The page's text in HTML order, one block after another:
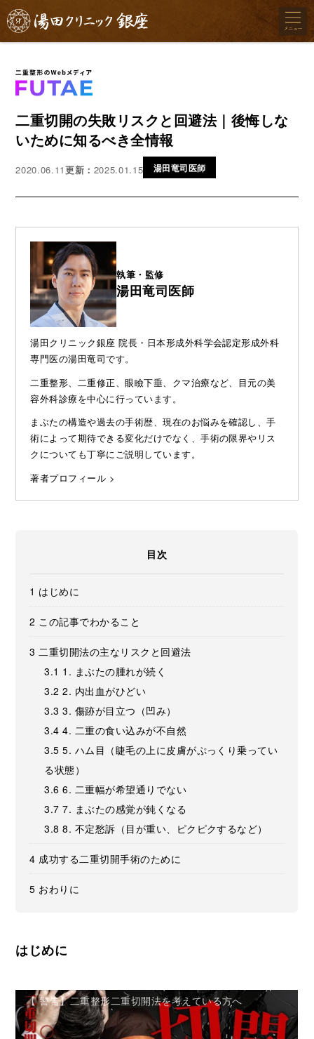
二重切開の失敗リスクと回避法｜後悔しな
いために知るべき全情報
2020.06.11更新： 2025.01.15 湯田竜司医師
執筆・監修
湯田竜司医師
湯田クリニック銀座 院長・日本形成外科学会認定形成外科
専門医の湯田竜司です。
二重整形、二重修正、眼瞼下垂、クマ治療など、目元の美
容外科診療を中心に行っています。
まぶたの構造や過去の手術歴、現在のお悩みを確認し、手
術によって期待できる変化だけでなく、手術の限界やリス
クについても丁寧にご説明しています。
著者プロフィール >
目次
1 はじめに
2 この記事でわかること
3 二重切開法の主なリスクと回避法
3.1 1. まぶたの腫れが続く
3.2 2. 内出血がひどい
3.3 3. 傷跡が目立つ（凹み）
3.4 4. 二重の食い込みが不自然
3.5 5. ハム目（睫毛の上に皮膚がぷっくり乗ってい
る状態）
3.6 6. 二重幅が希望通りでない
3.7 7. まぶたの感覚が鈍くなる
3.8 8. 不定愁訴（目が重い、ピクピクするなど）
4 成功する二重切開手術のために
5 おわりに
はじめに
【 警告】二重整形二重切開法を考えている方へ